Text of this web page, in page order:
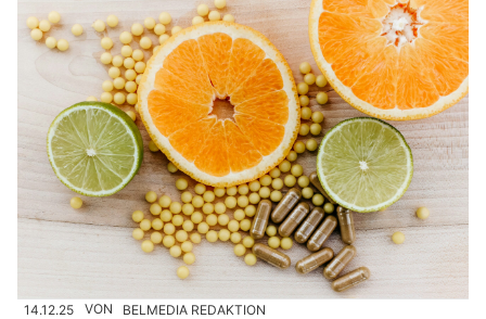
14.12.25 VON BELMEDIA REDAKTION